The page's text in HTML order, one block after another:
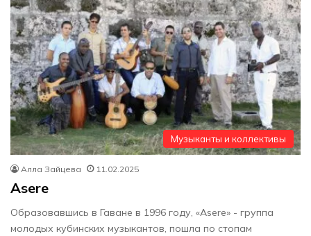
Музыканты и коллективы
Алла Зайцева 11.02.2025
Asere
Образовавшись в Гаване в 1996 году, «Asere» - группа
молодых кубинских музыкантов, пошла по стопам